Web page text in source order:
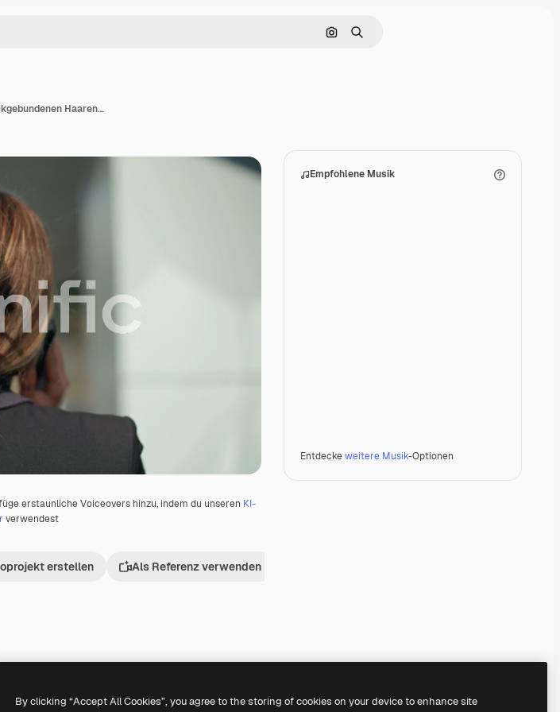
Nach Bild suchen
Suchen
erstaunliche Voiceovers hinzu, indem du unseren KI-
verwendest
erstellen Als Referenz verwenden
Empfohlene Musik
Entdeckeweitere Musik-Optionen
Nahaufnahme einer Frau in schwarzem Anzug mit zurückgebundenen Haaren, die Kaffee trinkt und telefoniert, während sie in einer städtischen Umgebung in der Nähe eines Glasgebäudes mit unscharfem Hintergrund und sanftem, natürlichem Licht spaziert
Premium
Premium Premium
Premium
By clicking “Accept All Cookies”, you agree to the storing of cookies on your device to enhance site